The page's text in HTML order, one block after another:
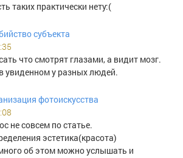
таких практически нету:(
субъекта
что смотрят глазами, а видит мозг.
увиденном у разных людей.
фотоискусства
не совсем по статье.
эстетика(красота)
об этом можно услышать и